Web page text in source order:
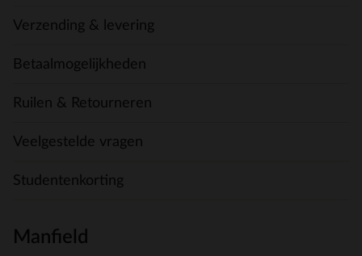
Verzending & levering
Betaalmogelijkheden
Ruilen & Retourneren
Veelgestelde vragen
Studentenkorting
Manfield